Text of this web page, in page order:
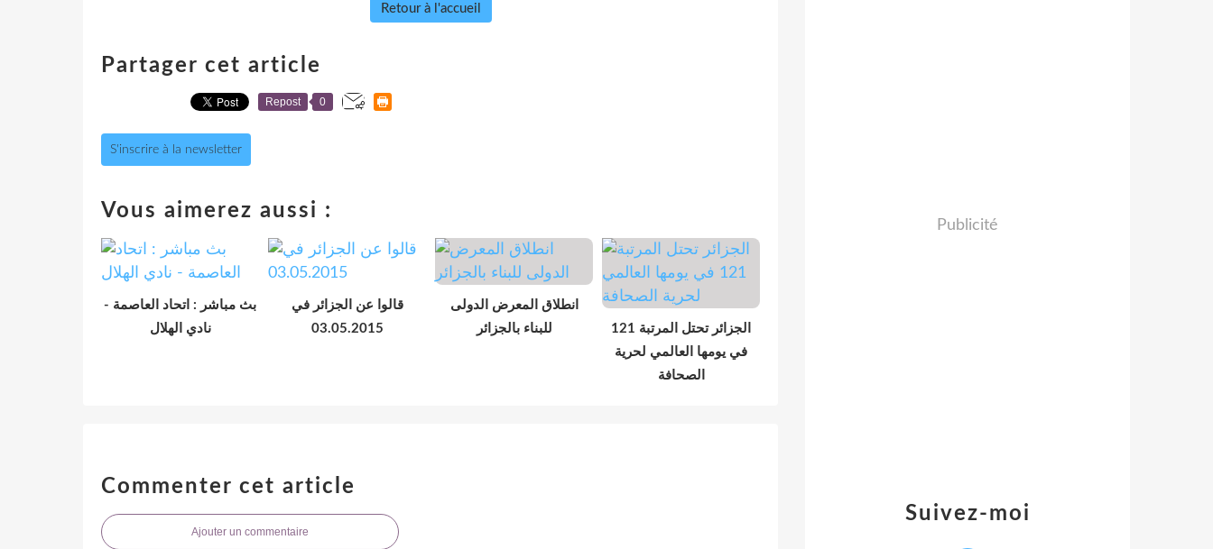
Retour à l'accueil
Partager cet article
Repost 0
S'inscrire à la newsletter
Vous aimerez aussi :
بث مباشر : اتحاد العاصمة -
نادي الهلال
قالوا عن الجزائر في
03.05.2015
انطلاق المعرض الدولى
للبناء بالجزائر
الجزائر تحتل المرتبة 121
في يومها العالمي لحرية
الصحافة
Commenter cet article
Ajouter un commentaire
Suivez-moi
Publicité